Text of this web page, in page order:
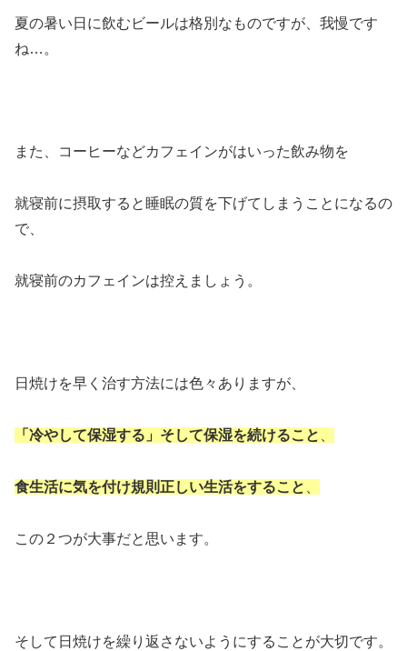
夏の暑い日に飲むビールは格別なものですが、我慢です
ね…。
また、コーヒーなどカフェインがはいった飲み物を
就寝前に摂取すると睡眠の質を下げてしまうことになるの
で、
就寝前のカフェインは控えましょう。
日焼けを早く治す方法には色々ありますが、
「冷やして保湿する」そして保湿を続けること
食生活に気を付け規則正しい生活をすること
この２つが大事だと思います。
そして日焼けを繰り返さないようにすることが大切です。